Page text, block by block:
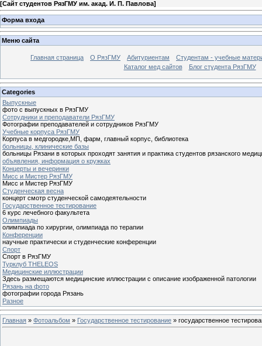
[Сайт студентов РязГМУ им. акад. И. П. Павлова]
Форма входа
Меню сайта
Главная страница О РязГМУ Абитуриентам
Студентам - учебные
Каталог мед сайтов
Блог студента РязГМУ
Categories
Выпускные
фото с выпускных в РязГМУ
Сотрудники и преподаватели РязГМУ
Фотографии преподавателей и сотрудников РязГМУ
Учебные корпуса РязГМУ
Корпуса в медгородке,МП, фарм, главный корпус, библиотека
больницы, клинические базы
больницы Рязани в которых проходят занятия и практика студентов рязанского
объявления, информация о кружках
Концерты и вечеринки
Мисс и Мистер РязГМУ
Мисс и Мистер РязГМУ
Студенческая весна
концерт смотр студенческой самодеятельности
Государственное тестирование
6 курс лечебного факультета
Олимпиады
олимпиада по хирургии, олимпиада по терапии
Конференции
научные практически и студенческие конференции
Спорт
Спорт в РязГМУ
Турклуб THELEOS
Медицинские иллюстрации
Здесь размещаются медицинские иллюстрации с описание изображенной патологии
Рязань на фото
фотографии города Рязань
Разное
Главная » Фотоальбом » Государственное тестирование » государственное